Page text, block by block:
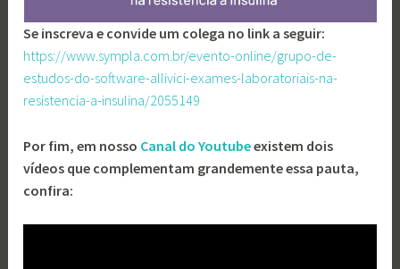
Se inscreva e convide um colega no link a seguir:
https://www.sympla.com.br/evento-online/grupo-de-
estudos-do-software-allivici-exames-laboratoriais-na-
resistencia-a-insulina/2055149
Por fim, em nosso Canal do Youtubeexistem dois
vídeos que complementam grandemente essa pauta,
confira: